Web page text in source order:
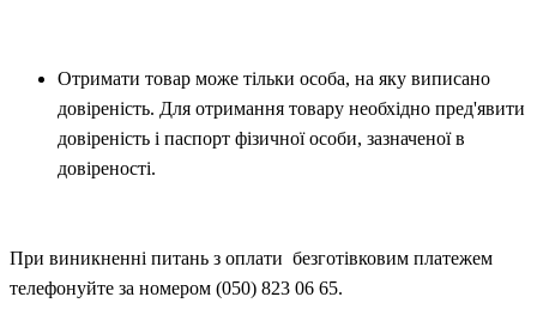
Отримати товар може тільки особа, на яку виписано
довіреність. Для отримання товару необхідно пред'явити
довіреність і паспорт фізичної особи, зазначеноїв
довіреності.
При виникненні питань з оплати безготівковим платежем
телефонуйте за номером (050) 823 06 65.